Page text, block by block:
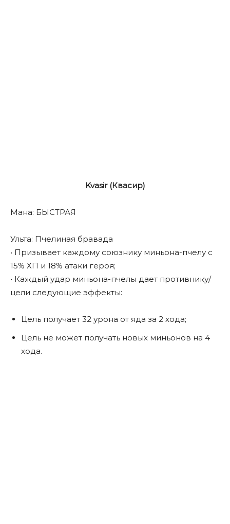
Kvasir (Квасир)
Мана: БЫСТРАЯ
Ульта: Пчелиная бравада
• Призывает каждому союзнику миньона-пчелу с
15% ХП и 18% атаки героя;
• Каждый удар миньона-пчелы дает противнику/
цели следующие эффекты:
Цель получает 32 урона от яда за 2 хода;
Цель не может получать новых миньонов на 4
хода.